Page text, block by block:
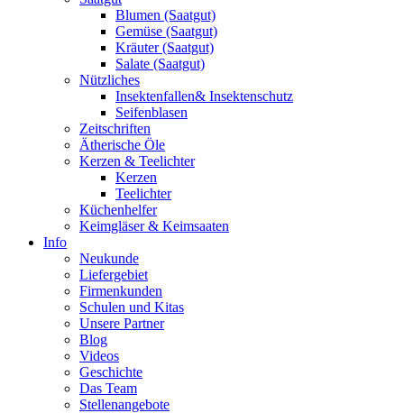
Blumen (Saatgut)
Gemüse (Saatgut)
Kräuter (Saatgut)
Salate (Saatgut)
Nützliches
Insektenfallen& Insektenschutz
Seifenblasen
Zeitschriften
Ätherische Öle
Kerzen & Teelichter
Kerzen
Teelichter
Küchenhelfer
Keimgläser & Keimsaaten
Info
Neukunde
Liefergebiet
Firmenkunden
Schulen und Kitas
Unsere Partner
Blog
Videos
Geschichte
Das Team
Stellenangebote